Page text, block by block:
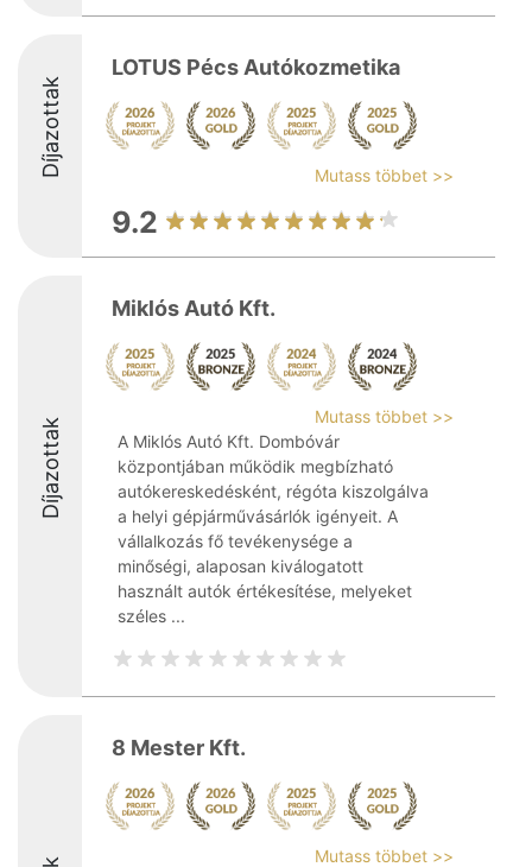
Díjazottak
LOTUS Pécs Autókozmetika
Mutass többet >>
9.2
Díjazottak
Miklós Autó Kft.
Mutass többet >>
A Miklós Autó Kft. Dombóvár
központjában működik megbízható
autókereskedésként, régóta kiszolgálva
a helyi gépjárművásárlók igényeit. A
vállalkozás fő tevékenysége a
minőségi, alaposan kiválogatott
használt autók értékesítése, melyeket
széles ...
8 Mester Kft.
Mutass többet >>